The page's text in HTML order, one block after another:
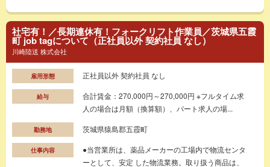
社宅有！／長期連休有！フォークリフト作業員／茨城県五霞
町 job tagについて（正社員以外 契約社員 なし）
川崎陸送 株式会社
雇用形態 正社員以外 契約社員 なし
給与
合計賃金：270,000円～270,000円 ※フルタイム求
人の場合は月額（換算額）、パート求人の場...
勤務地 茨城県猿島郡五霞町
仕事内容
●当営業所は、薬品メーカーの工場内で物流センタ
ーとして、安定 した物流業務。取り扱う商品は、